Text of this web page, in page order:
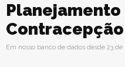
Planejamento
Contracepção
Em nosso banco de dados desde 23